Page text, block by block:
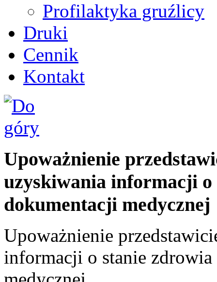
Profilaktyka gruźlicy
Druki
Cennik
Kontakt
Upoważnienie
uzyskiwania informacji
dokumentacji medycznej
Upoważnienie
informacji o stanie